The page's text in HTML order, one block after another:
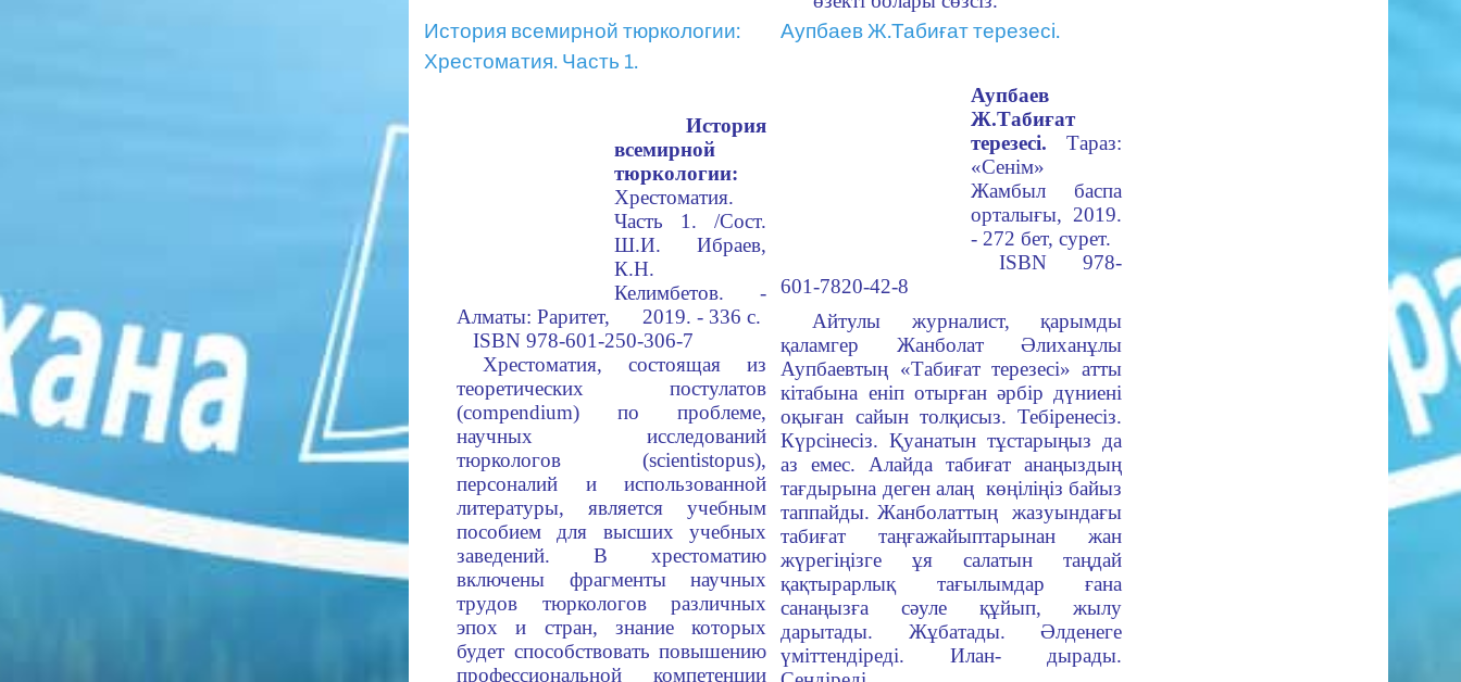
История всемирной тюркологии:
Хрестоматия. Часть 1.
История
всемирной
тюркологии:
Хрестоматия.
Часть 1. /Сост.
Ш.И. Ибраев,
К.Н.
Келимбетов. -
Алматы: Раритет, 2019. - 336 с.
ISBN 978-601-250-306-7
Хрестоматия, состоящая из
теоретических постулатов
(compendium) по проблеме,
научных исследований
тюркологов (scientistopus),
персоналий и использованной
литературы, является учебным
пособием для высших учебных
заведений. В хрестоматию
включены фрагменты научных
трудов тюркологов различных
эпох и стран, знание которых
будет способствовать повышению
профессиональной компетенции
Аупбаев Ж.Табиғат терезесі.
Аупбаев
Ж.Табиғат
терезесі. Тараз:
«Сенім»
Жамбыл баспа
орталығы, 2019.
- 272 бет, сурет.
ISBN 978-
601-7820-42-8
Айтулы журналист, қарымды
қаламгер Жанболат Әлиханұлы
Аупбаевтың «Табиғат терезесі» атты
кітабына еніп отырған әрбір дүниені
оқыған сайын толқисыз. Тебіренесіз.
Күрсінесіз. Қуанатын тұстарыңыз да
аз емес. Алайда табиғат анаңыздың
тағдырына деген алаң көңіліңіз байыз
таппайды. Жанболаттың жазуындағы
табиғат таңғажайыптарынан жан
жүрегіңізге ұя салатын таңдай
қақтырарлық тағылымдар ғана
санаңызға сәуле құйып, жылу
дарытады. Жұбатады. Әлденеге
үміттендіреді. Илан- дырады.